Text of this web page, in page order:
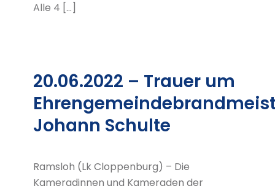
Alle 4 […]
20.06.2022 – Trauer um
Johann Schulte
Ramsloh (Lk Cloppenburg) – Die
Kameradinnen und Kameraden der